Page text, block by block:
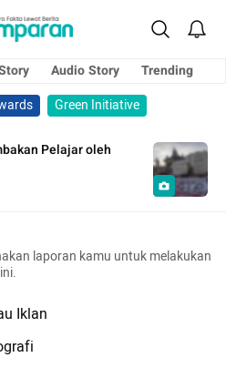
Audio Story
Trending
Green Initiative
Pelajar oleh
laporan kamu untuk melakukan
Iklan